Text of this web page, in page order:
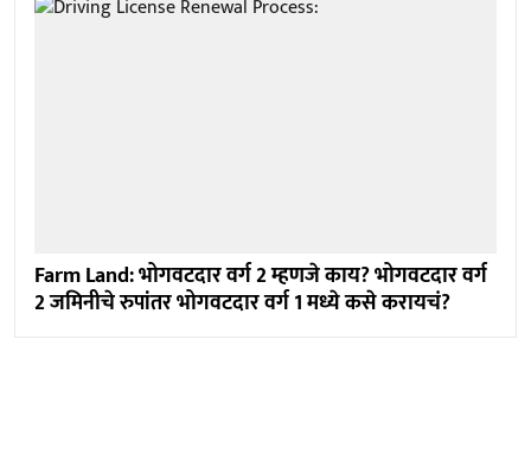
Farm Land: भोगवटदार वर्ग 2 म्हणजे काय? भोगवटदार वर्ग
2 जमिनीचे रुपांतर भोगवटदार वर्ग 1 मध्ये कसे करायचं?